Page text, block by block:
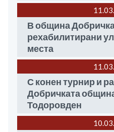
11.03
В община
рехабилитирани
места
11.03
С конен турнир и
Добричката
Тодоровден
10.03